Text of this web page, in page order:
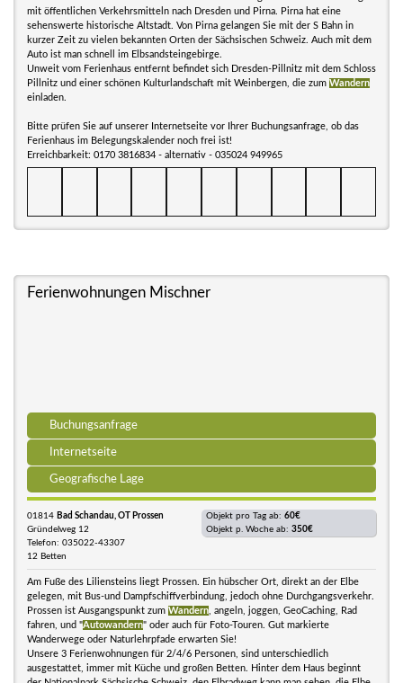
mit öffentlichen Verkehrsmitteln nach Dresden und Pirna. Pirna hat eine
sehenswerte historische Altstadt. Von Pirna gelangen Sie mit der S Bahn in
kurzer Zeit zu vielen bekannten Orten der Sächsischen Schweiz. Auch mit dem
Auto ist man schnell im Elbsandsteingebirge.
Unweit vom Ferienhaus entfernt befindet sich Dresden-Pillnitz mit dem Schloss
Pillnitz und einer schönen Kulturlandschaft mit Weinbergen, die zum Wandern
einladen.
Bitte prüfen Sie auf unserer Internetseite vor Ihrer Buchungsanfrage, ob das
Ferienhaus im Belegungskalender noch frei ist!
Erreichbarkeit: 0170 3816834 - alternativ - 035024 949965
Ferienwohnungen Mischner
Buchungsanfrage
Internetseite
Geografische Lage
01814 Bad Schandau, OT Prossen
Gründelweg 12
Telefon: 035022-43307
12 Betten
Objekt pro Tag ab: 60€
Objekt p. Woche ab: 350€
Am Fuße des Liliensteins liegt Prossen. Ein hübscher Ort, direkt an der Elbe
gelegen, mit Bus-und Dampfschiffverbindung, jedoch ohne Durchgangsverkehr.
Prossen ist Ausgangspunkt zum Wandern , angeln, joggen, GeoCaching, Rad
fahren, und "Autowandern" oder auch für Foto-Touren. Gut markierte
Wanderwege oder Naturlehrpfade erwarten Sie!
Unsere 3 Ferienwohnungen für 2/4/6 Personen, sind unterschiedlich
ausgestattet, immer mit Küche und großen Betten. Hinter dem Haus beginnt